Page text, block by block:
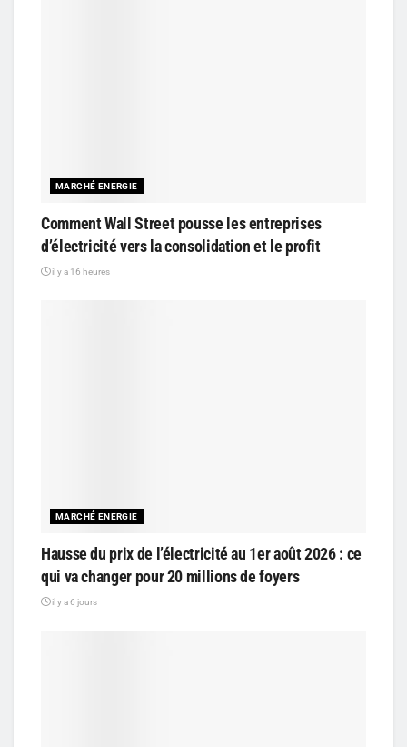
MARCHÉ ENERGIE
Comment Wall Street pousse les entreprises
d’électricité vers la consolidation et le profit
il y a 16 heures
MARCHÉ ENERGIE
Hausse du prix de l’électricité au 1er août 2026 : ce
qui va changer pour 20 millions de foyers
il y a 6 jours